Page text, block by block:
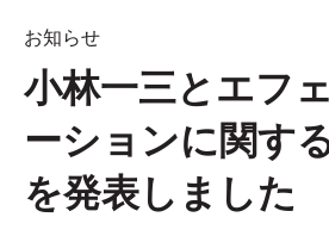
お知らせ
小林一三とエフ
ーションに関す
を発表しました